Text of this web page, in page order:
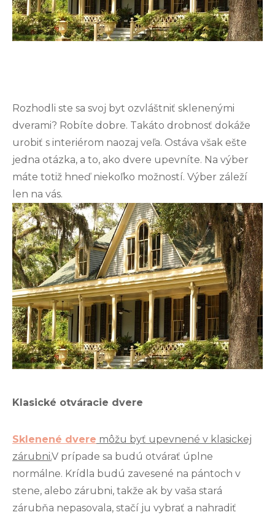
Rozhodli ste sa svoj byt ozvláštniť sklenenými
dverami? Robíte dobre. Takáto drobnosť dokáže
urobiť s interiérom naozaj veľa. Ostáva však ešte
jedna otázka, a to, ako dvere upevníte. Na výber
máte totiž hneď niekoľko možností. Výber záleží
len na vás.
Klasické otváracie dvere
Sklenené dvere môžu byť upevnené v klasickej
zárubni.V prípade sa budú otvárať úplne
normálne. Krídla budú zavesené na pántoch v
stene, alebo zárubni, takže ak by vaša stará
zárubňa nepasovala, stačí ju vybrať a nahradiť